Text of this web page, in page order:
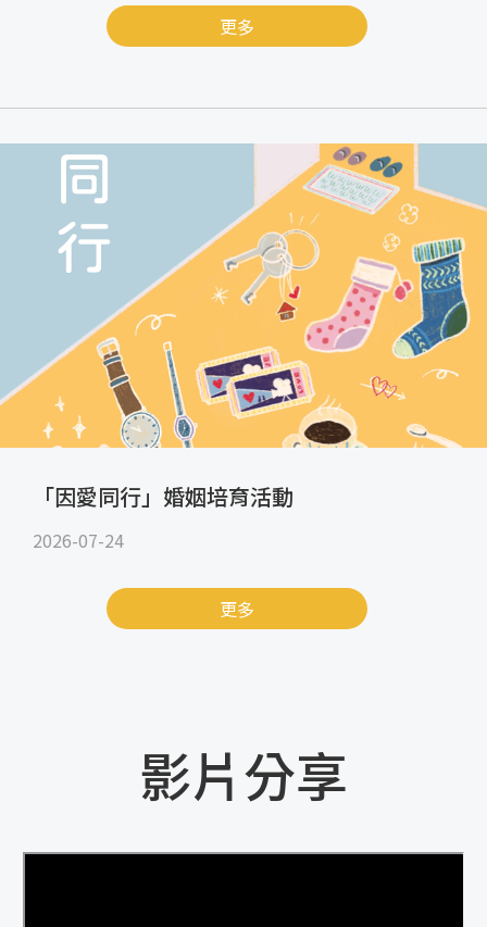
更多
「因愛同行」婚姻培育活動
2026-07-24
更多
影片分享